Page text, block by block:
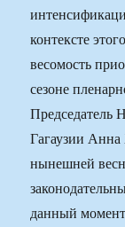
контексте
весомость
сезоне
Председатель
Гагаузии
нынешней
данный момент